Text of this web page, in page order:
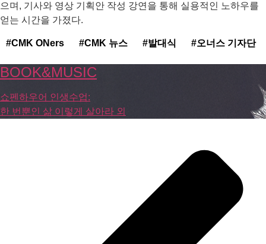
으며, 기사와 영상 기획안 작성 강연을 통해 실용적인 노하우를
얻는 시간을 가졌다.
#CMK ONers #CMK 뉴스 #발대식 #오너스 기자단
BOOK&MUSIC
쇼펜하우어 인생수업:
한 번뿐인 삶 이렇게 살아라 외